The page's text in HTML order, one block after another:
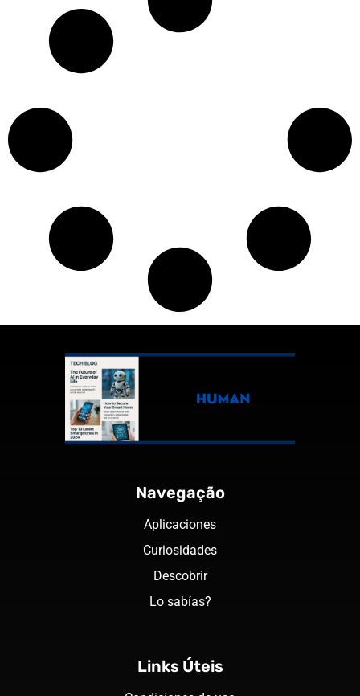
Navegação
Aplicaciones
Curiosidades
Descobrir
Lo sabías?
Links Úteis